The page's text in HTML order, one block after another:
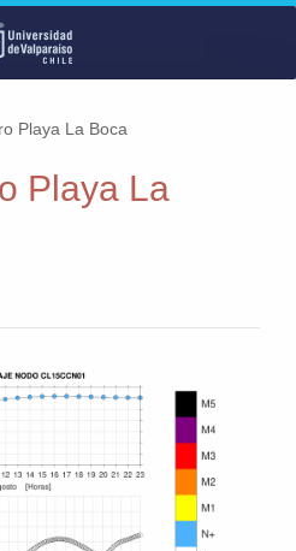
Playa La Boca
Playa La